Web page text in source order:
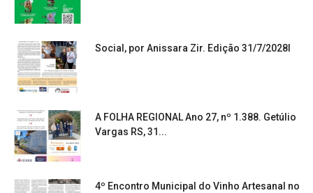
Social, por Anissara Zir. Edição 31/7/2028l
A FOLHA REGIONAL Ano 27, nº 1.388. Getúlio
Vargas RS, 31...
4º Encontro Municipal do Vinho Artesanal no